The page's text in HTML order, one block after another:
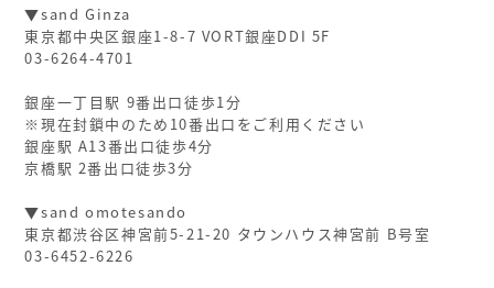
▼sand Ginza
東京都中央区銀座1-8-7 VORT銀座DDI 5F
03-6264-4701
銀座一丁目駅 9番出口徒歩1分
※現在封鎖中のため10番出口をご利用ください
銀座駅 A13番出口徒歩4分
京橋駅 2番出口徒歩3分
▼sand omotesando
東京都渋谷区神宮前5-21-20 タウンハウス神宮前 B号室
03-6452-6226